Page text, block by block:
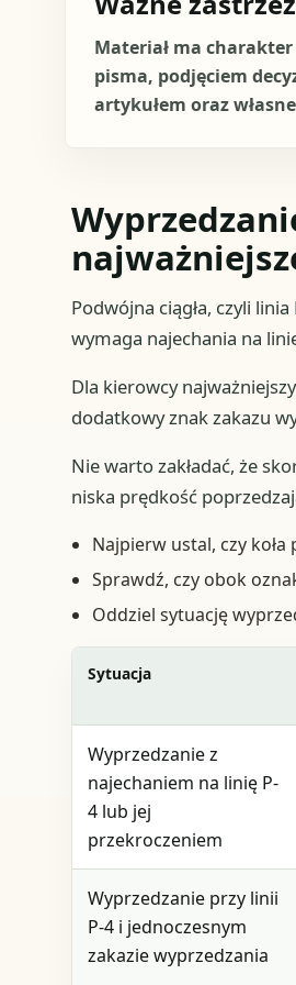
Materiał ma
pisma, podjęciem
artykułem oraz
Podwójna ciągła, czyli
wymaga najechania na
Dla kierowcy
dodatkowy znak zakazu
Nie warto zakładać, że
niska prędkość
Najpierw ustal, czy koła
Sprawdź, czy obok
Oddziel sytuację
Sytuacja
Wyprzedzanie z
najechaniem na linię P-
4 lub jej
przekroczeniem
Wyprzedzanie przy linii
P-4 i jednoczesnym
zakazie wyprzedzania